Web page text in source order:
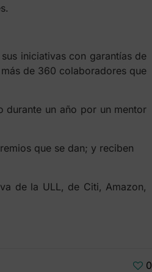
iniciativas con garantías de
de 360 colaboradores que
durante un año por un mentor
que se dan; y reciben
de la ULL, de Citi, Amazon,
0